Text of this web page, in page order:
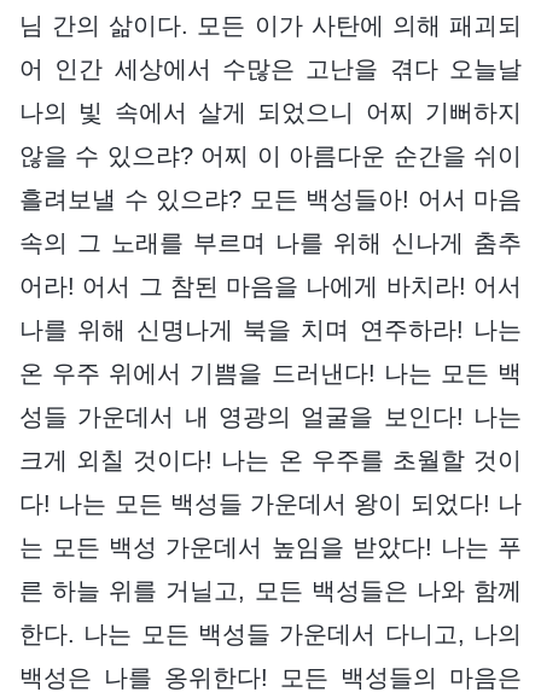
님 간의 삶이다. 모든 이가 사탄에 의해 패괴되
어 인간 세상에서 수많은 고난을 겪다 오늘날
나의 빛 속에서 살게 되었으니 어찌 기뻐하지
않을 수 있으랴? 어찌 이 아름다운 순간을 쉬이
흘려보낼 수 있으랴? 모든 백성들아! 어서 마음
속의 그 노래를 부르며 나를 위해 신나게 춤추
어라! 어서 그 참된 마음을 나에게 바치라! 어서
나를 위해 신명나게 북을 치며 연주하라! 나는
온 우주 위에서 기쁨을 드러낸다! 나는 모든 백
성들 가운데서 내 영광의 얼굴을 보인다! 나는
크게 외칠 것이다! 나는 온 우주를 초월할 것이
다! 나는 모든 백성들 가운데서 왕이 되었다! 나
는 모든 백성 가운데서 높임을 받았다! 나는 푸
른 하늘 위를 거닐고, 모든 백성들은 나와 함께
한다. 나는 모든 백성들 가운데서 다니고, 나의
백성은 나를 옹위한다! 모든 백성들의 마음은